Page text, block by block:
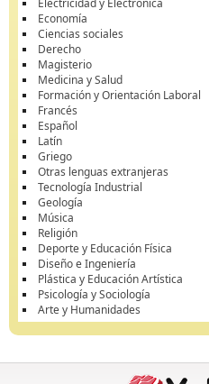
Electricidad y Electrónica
Economía
Ciencias sociales
Derecho
Magisterio
Medicina y Salud
Formación y Orientación Laboral
Francés
Español
Latín
Griego
Otras lenguas extranjeras
Tecnología Industrial
Geología
Música
Religión
Deporte y Educación Física
Diseño e Ingeniería
Plástica y Educación Artística
Psicología y Sociología
Arte y Humanidades